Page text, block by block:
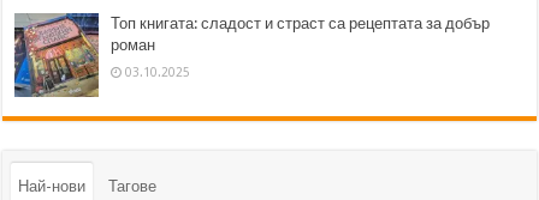
Топ книгата: сладост и страст са рецептата за добър
роман
03.10.2025
Най-нови Тагове